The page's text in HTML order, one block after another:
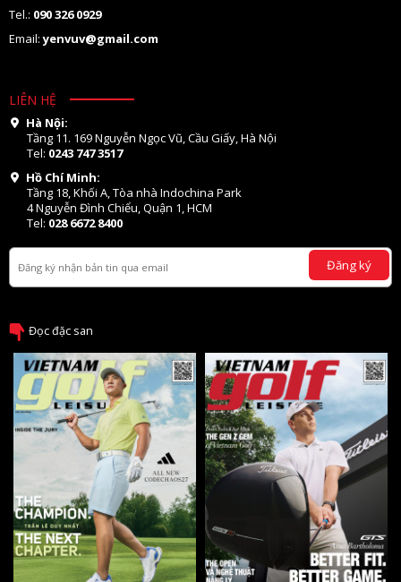
Tel.: 090 326 0929
Email:yenvuv@gmail.com
LIÊN HỆ
Hà Nội:
Tầng 11. 169 Nguyễn Ngọc Vũ, Cầu Giấy, Hà Nội
Tel: 0243 747 3517
Hồ Chí Minh:
Tầng 18, Khối A, Tòa nhà Indochina Park
4 Nguyễn Đình Chiểu, Quận 1, HCM
Tel: 028 6672 8400
Đăng ký
Đọc đặc san